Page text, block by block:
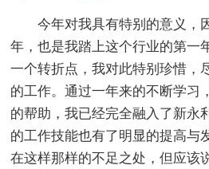
今年对我具有特别的意义，
年，也是我踏上这个行业的第一
一个转折点，我对此特别珍惜，
的工作。通过一年来的不断学习
的帮助，我已经完全融入了新永
的工作技能也有了明显的提高与
在这样那样的不足之处，但应该